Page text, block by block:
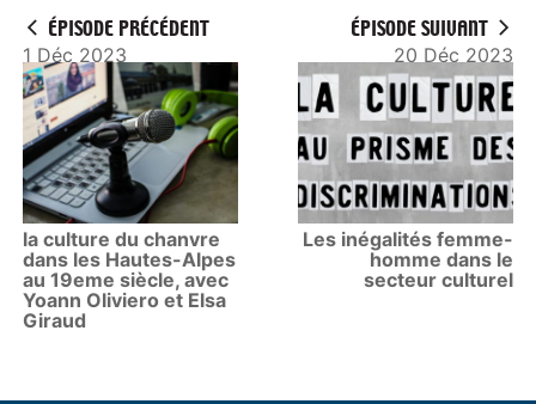
ÉPISODE PRÉCÉDENT
1 Déc 2023
la culture du chanvre
dans les Hautes-Alpes
au 19eme siècle, avec
Yoann Oliviero et Elsa
Giraud
ÉPISODE SUIVANT
20 Déc 2023
Les inégalités femme-
homme dans le
secteur culturel